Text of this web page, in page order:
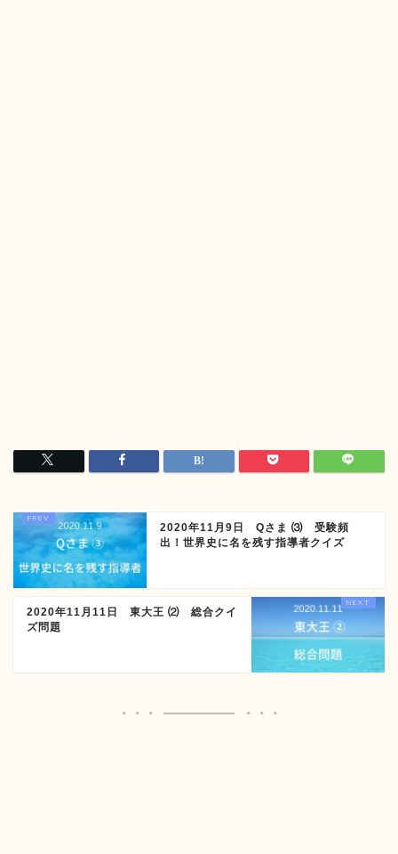
2020年11月9日 Qさま ⑶ 受験頻
出！世界史に名を残す指導者クイズ
2020年11月11日 東大王 ⑵ 総合クイ
ズ問題